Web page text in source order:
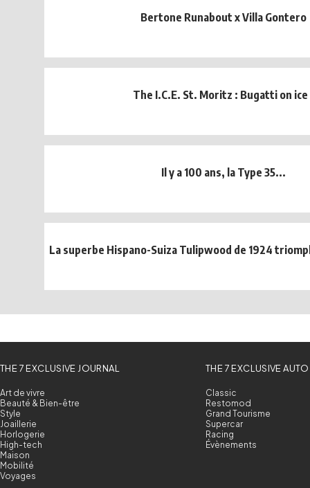
Bertone Runabout x Villa Gontero
The I.C.E. St. Moritz : Bugatti on ice
Il y a 100 ans, la Type 35...
La superbe Hispano-Suiza Tulipwood de 1924
THE 7 EXCLUSIVE JOURNAL
Art de vivre
Beauté & Bien-être
Style
Joaillerie
Horlogerie
High-tech
Maison
Mobilité
Voyages
THE 7 EXCLUSIVE AUTO
Classic
Restomod
Grand Tourisme
Supercar
Racing
Évènements